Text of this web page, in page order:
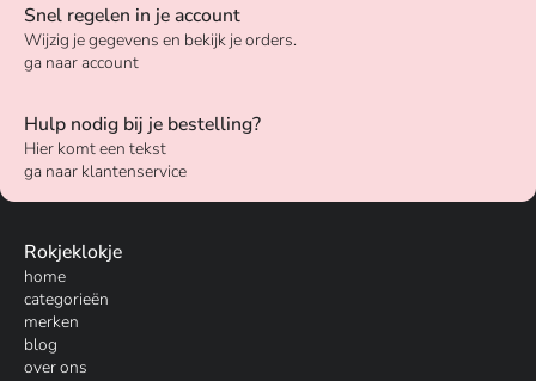
Snel regelen in je account
Wijzig je gegevens en bekijk je orders.
ga naar account
Hulp nodig bij je bestelling?
Hier komt een tekst
ga naar klantenservice
Rokjeklokje
home
categorieën
merken
blog
over ons